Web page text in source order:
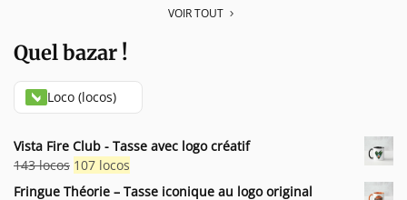
VOIR TOUT
Quel bazar !
Loco (locos)
Vista Fire Club - Tasse avec logo créatif
143locos Le
prix
107 locos
prix
Fringue Théorie – Tasse iconique au logo original